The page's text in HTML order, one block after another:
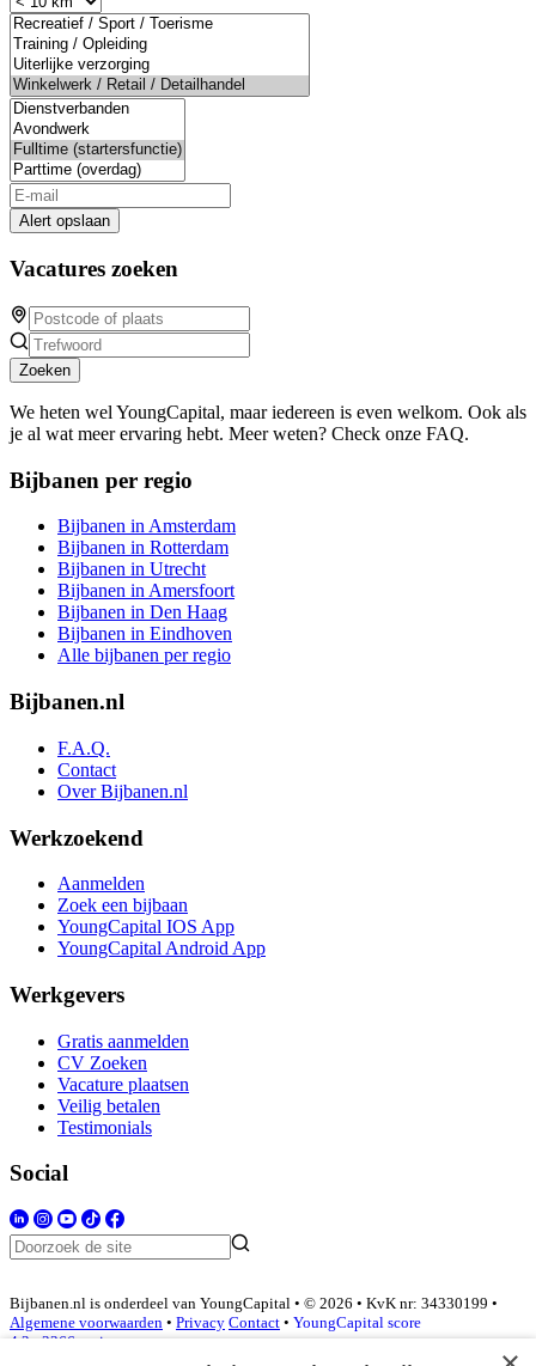
Alert opslaan
Vacatures zoeken
Zoeken
We heten wel YoungCapital, maar iedereen is even welkom. Ook als
je al wat meer ervaring hebt. Meer weten? Check onze FAQ.
Bijbanen per regio
Bijbanen in Amsterdam
Bijbanen in Rotterdam
Bijbanen in Utrecht
Bijbanen in Amersfoort
Bijbanen in Den Haag
Bijbanen in Eindhoven
Alle bijbanen per regio
Bijbanen.nl
F.A.Q.
Contact
Over Bijbanen.nl
Werkzoekend
Aanmelden
Zoek een bijbaan
YoungCapital IOS App
YoungCapital Android App
Werkgevers
Gratis aanmelden
CV Zoeken
Vacature plaatsen
Veilig betalen
Testimonials
Social
Bijbanen.nl is onderdeel van YoungCapital • © 2026 • KvK nr: 34330199 •
Algemene voorwaarden • Privacy Contact • YoungCapital score
4.3 - 3366 reviews